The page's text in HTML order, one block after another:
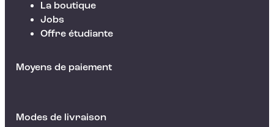
La boutique
Jobs
Offre étudiante
Moyens de paiement
Modes de livraison